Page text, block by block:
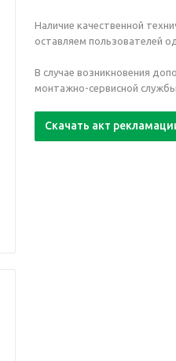
Наличие качественной
оставляем пользователей
В случае возникновения
монтажно-сервисной
Скачать акт